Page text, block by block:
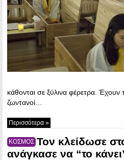
κάθονται σε ξύλινα φέρετρα. Έχουν
ζωντανοί…
Περισσότερα »
ΚΟΣΜΟΣ Τον κλείδωσε
ανάγκασε να “το